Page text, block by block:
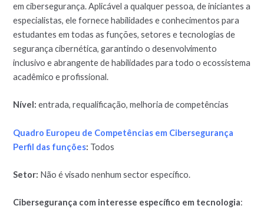
em cibersegurança. Aplicável a qualquer pessoa, de iniciantes a
especialistas, ele fornece habilidades e conhecimentos para
estudantes em todas as funções, setores e tecnologias de
segurança cibernética, garantindo o desenvolvimento
inclusivo e abrangente de habilidades para todo o ecossistema
acadêmico e profissional.
Nível:entrada, requalificação, melhoria de competências
Quadro Europeu de Competências em Cibersegurança
Perfil das funções: Todos
Setor: Não é visado nenhum sector específico.
Cibersegurança com interesse específico em tecnologia: